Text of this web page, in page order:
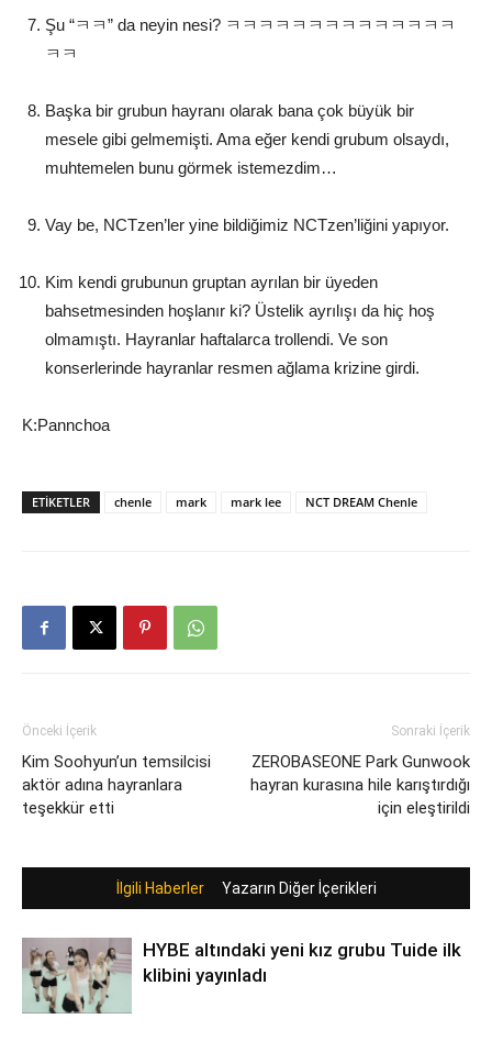
Şu “ㅋㅋ” da neyin nesi? ㅋㅋㅋㅋㅋㅋㅋㅋㅋㅋㅋㅋㅋㅋ
ㅋㅋ
Başka bir grubun hayranı olarak bana çok büyük bir
mesele gibi gelmemişti. Ama eğer kendi grubum olsaydı,
muhtemelen bunu görmek istemezdim…
Vay be, NCTzen’ler yine bildiğimiz NCTzen’liğini yapıyor.
Kim kendi grubunun gruptan ayrılan bir üyeden
bahsetmesinden hoşlanır ki? Üstelik ayrılışı da hiç hoş
olmamıştı. Hayranlar haftalarca trollendi. Ve son
konserlerinde hayranlar resmen ağlama krizine girdi.
K:Pannchoa
ETIKETLER chenle mark mark lee NCT DREAM Chenle
Önceki İçerik
Kim Soohyun’un temsilcisi
aktör adına hayranlara
teşekkür etti
Sonraki İçerik
ZEROBASEONE Park Gunwook
hayran kurasına hile karıştırdığı
için eleştirildi
İlgili Haberler Yazarın Diğer İçerikleri
HYBE altındaki yeni kız grubu Tuide ilk
klibini yayınladı